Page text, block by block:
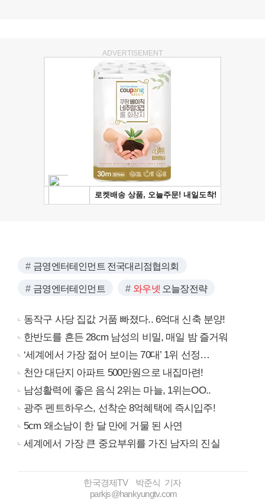
ADVERTISEMENT
금영엔터테인먼트 전국대리점협의회
금영엔터테인먼트 와우넷 오늘장전략
동작구 사당 집값 거품 빠졌다.. 6억대 신축 분양!
한반도를 흔든 28cm 남성의 비밀, 매일 밤 즐거워
‘세계에서 가장 젊어 보이는 70대’ 1위 선정…
천안 대단지 아파트 500만원으로 내집마련!
남성활력에 좋은 음식 2위는 마늘, 1위는OO..
광주 펜트하우스, 선착순 8억혜택에 즉시입주!
5cm 왜소남이 한 달 만에 거물 된 사연
세계에서 가장 큰 중요부위를 가진 남자의 진실
한국경제TV 박준식 기자
parkjs@hankyungtv.com